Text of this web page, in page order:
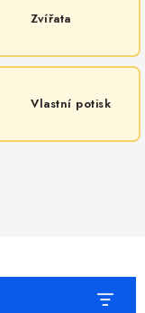
Zvířata
Vlastní potisk